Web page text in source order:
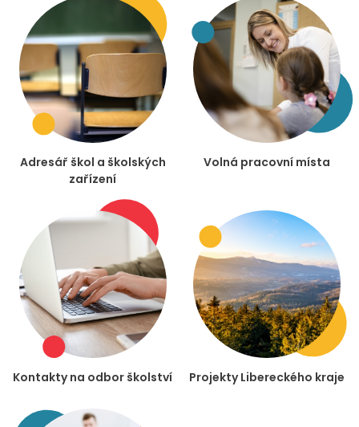
Adresář škol a školských
zařízení
Volná pracovní místa
Kontakty na odbor školství Projekty Libereckého kraje